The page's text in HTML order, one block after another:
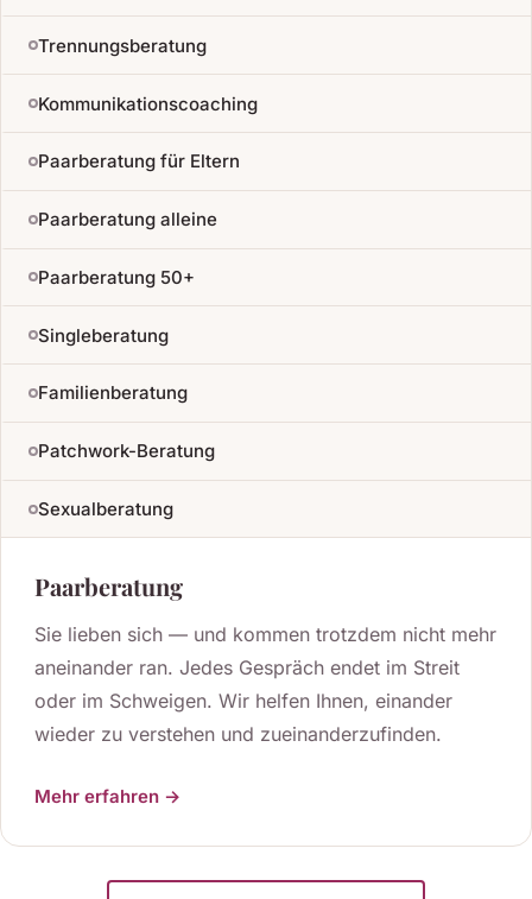
Trennungsberatung
Kommunikationscoaching
Paarberatung für Eltern
Paarberatung alleine
Paarberatung 50+
Singleberatung
Familienberatung
Patchwork-Beratung
Sexualberatung
Paarberatung
Sie lieben sich — und kommen trotzdem nicht mehr
aneinander ran. Jedes Gespräch endet im Streit
oder im Schweigen. Wir helfen Ihnen, einander
wieder zu verstehen und zueinanderzufinden.
Mehr erfahren →